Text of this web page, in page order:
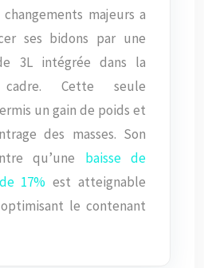
changements majeurs a
ses bidons par une
3L intégrée dans la
Cette seule
un gain de poids et
des masses. Son
qu’une baisse de
17% est atteignable
le contenant